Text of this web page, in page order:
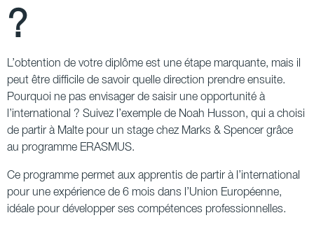
?
L’obtention de votre diplôme est une étape marquante, mais il
peut être difficile de savoir quelle direction prendre ensuite.
Pourquoi ne pas envisager de saisir une opportunité à
l’international ? Suivez l’exemple de Noah Husson, qui a choisi
de partir à Malte pour un stage chez Marks & Spencer grâce
au programme ERASMUS.
Ce programme permet aux apprentis de partir à l’international
pour une expérience de 6 mois dans l’Union Européenne,
idéale pour développer ses compétences professionnelles.